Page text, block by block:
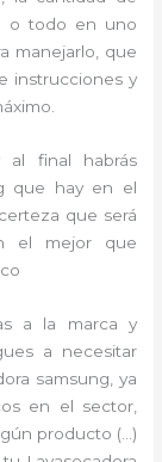
o todo en uno
manejarlo, que
instrucciones y
al final habrás
que hay en el
que será
el mejor que
a la marca y
a necesitar
samsung, ya
en el sector,
producto (…)